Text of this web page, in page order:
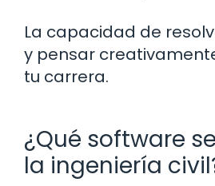
La capacidad de
y pensar
tu carrera.
¿Qué software
la ingeniería